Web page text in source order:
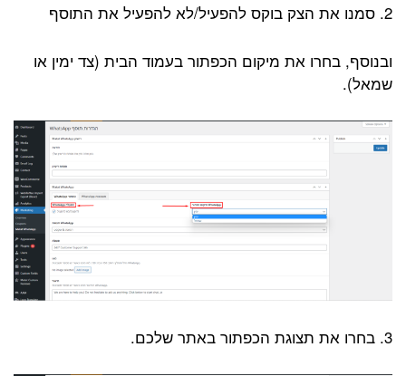
2. סמנו את הצק בוקס להפעיל/לא להפעיל את התוסף
ובנוסף, בחרו את מיקום הכפתור בעמוד הבית (צד ימין או
שמאל).
3. בחרו את תצוגת הכפתור באתר שלכם.